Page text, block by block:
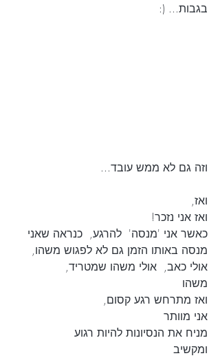
בגבות... (:
וזה גם לא ממש עובד...
ואז,
ואז אני נזכר!
כאשר אני 'מנסה'  להרגע,  כנראה שאני
מנסה באותו הזמן גם לא לפגוש משהו,
אולי כאב,  אולי משהו שמטריד,
משהו
ואז מתרחש רגע קסום,
אני מוותר
מניח את הנסיונות להיות רגוע
ומקשיב